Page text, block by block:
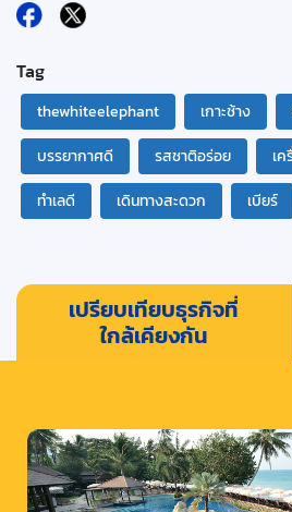
Tag
thewhiteelephant เกาะช้าง
บรรยากาศดี
รสชาติอร่อย เ
ทำเลดี
เดินทางสะดวก เบียร์
เปรียบเทียบธุรกิจที่
ใกล้เคียงกัน